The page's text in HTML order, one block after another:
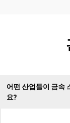
어떤 산업들이 금속
요?